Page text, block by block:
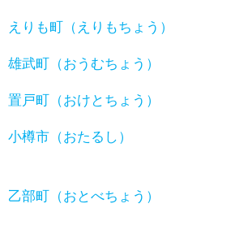
えりも町（えりもちょう）
雄武町（おうむちょう）
置戸町（おけとちょう）
小樽市（おたるし）
乙部町（おとべちょう）